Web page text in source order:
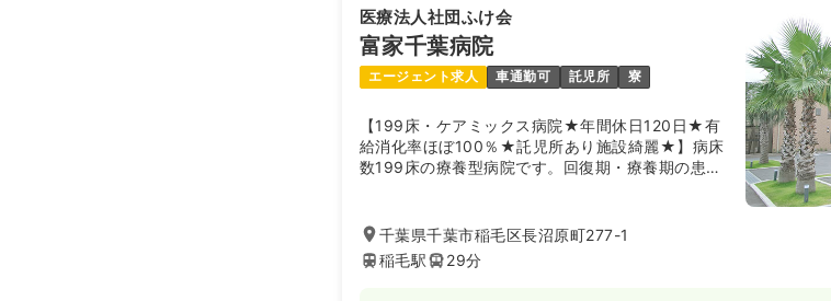
医療法人社団ふけ会
富家千葉病院
エージェント求人 車通勤可 託児所 寮
【199床・ケアミックス病院★年間休日120日★有
給消化率ほぼ100％★託児所あり施設綺麗★】病床
数199床の療養型病院です。回復期・療養期の患者
ます。ナラティブホスピタルとは一人一人の患者を
看ていく上で病歴だけでなく、その人の今までの人
生・生活背景を知った上で看護を提供するといった
千葉県千葉市稲毛区長沼原町277-1
稲毛駅
29分